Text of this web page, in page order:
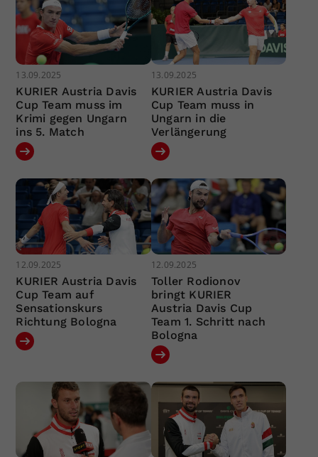
13.09.2025
KURIER Austria Davis
Cup Team muss im
Krimi gegen Ungarn
ins 5. Match
13.09.2025
KURIER Austria Davis
Cup Team muss in
Ungarn in die
Verlängerung
12.09.2025
KURIER Austria Davis
Cup Team auf
Sensationskurs
Richtung Bologna
12.09.2025
Toller Rodionov
bringt KURIER
Austria Davis Cup
Team 1. Schritt nach
Bologna